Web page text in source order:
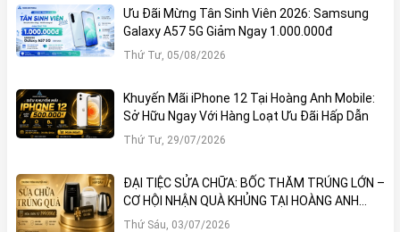
Ưu Đãi Mừng Tân Sinh Viên 2026: Samsung
Galaxy A57 5G Giảm Ngay 1.000.000đ
Thứ Tư, 05/08/2026
Khuyến Mãi iPhone 12 Tại Hoàng Anh Mobile:
Sở Hữu Ngay Với Hàng Loạt Ưu Đãi Hấp Dẫn
Thứ Tư, 29/07/2026
ĐẠI TIỆC SỬA CHỮA: BỐC THĂM TRÚNG LỚN –
CƠ HỘI NHẬN QUÀ KHỦNG TẠI HOÀNG ANH
MOBILE
Thứ Sáu, 03/07/2026